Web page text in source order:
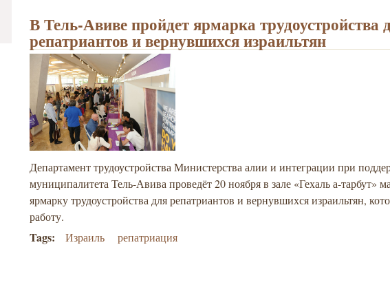
В Тель-Авиве пройдет ярмарка трудоустройства
репатриантов и вернувшихся израильтян
Департамент трудоустройства Министерства алии и интеграции при
муниципалитета Тель-Авива проведёт 20 ноября в зале «Гехаль а-тарбут»
ярмарку трудоустройства для репатриантов и вернувшихся израильтян,
работу.
Tags: Израиль репатриация